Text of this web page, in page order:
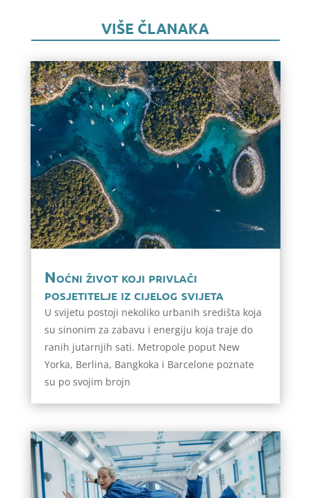
VIŠE ČLANAKA
Noćni život koji privlači
posjetitelje iz cijelog svijeta
U svijetu postoji nekoliko urbanih središta koja
su sinonim za zabavu i energiju koja traje do
ranih jutarnjih sati. Metropole poput New
Yorka, Berlina, Bangkoka i Barcelone poznate
su po svojim brojn